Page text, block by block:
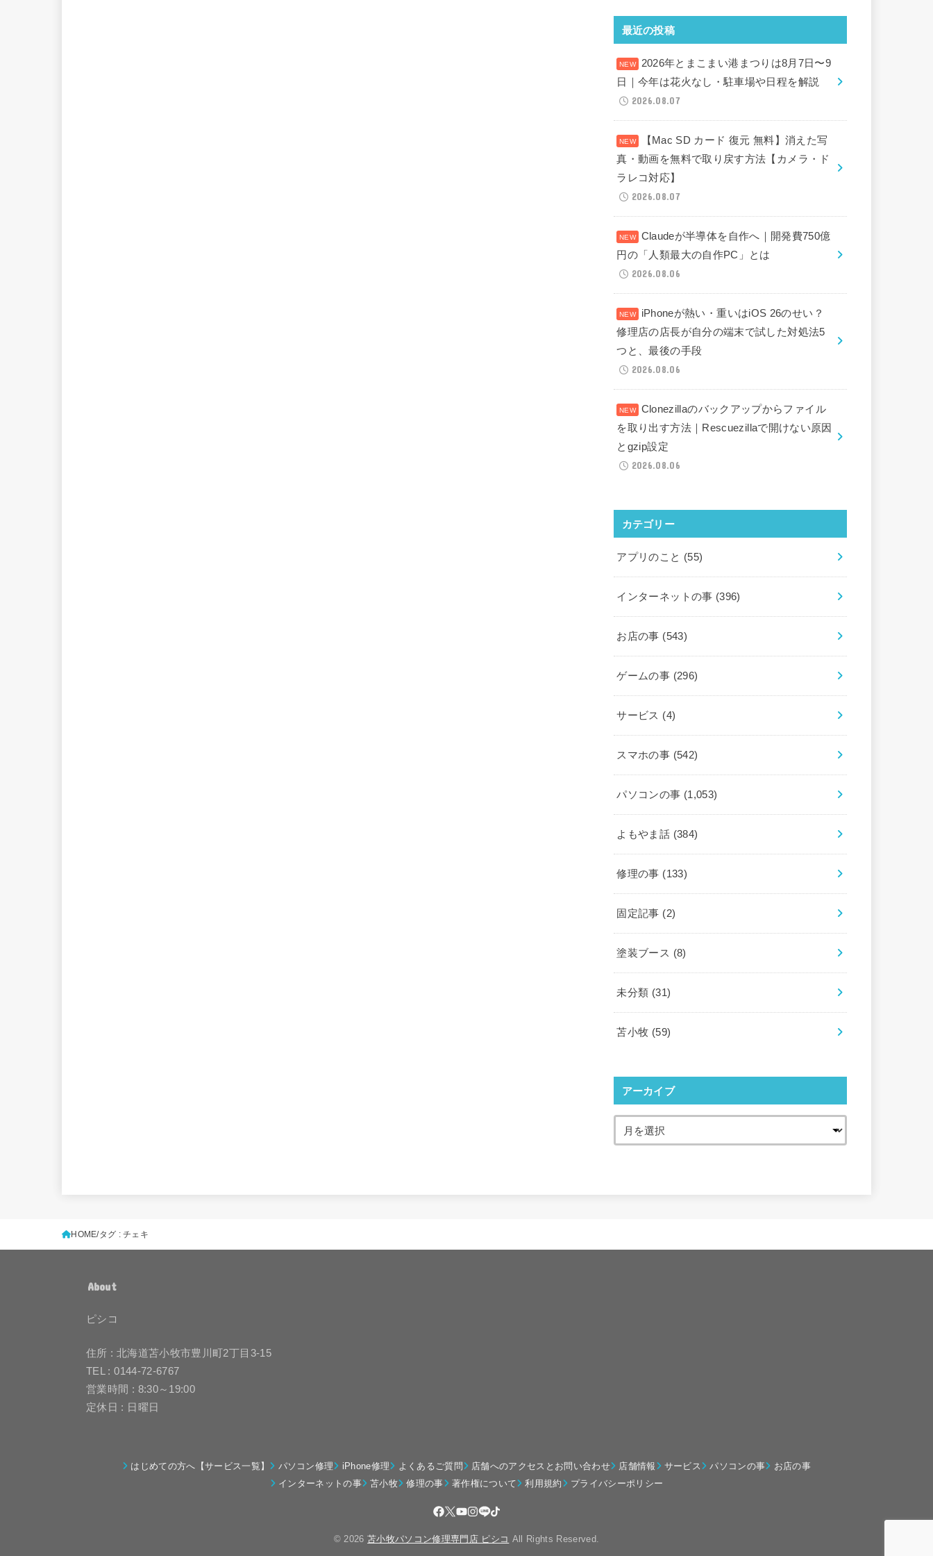
最近の投稿
2026年とまこまい港まつりは8月7日〜9
日｜今年は花火なし・駐車場や日程を解説
2026.08.07
【Mac SD カード 復元 無料】消えた写
真・動画を無料で取り戻す方法【カメラ・ド
ラレコ対応】
2026.08.07
Claudeが半導体を自作へ｜開発費750億
円の「人類最大の自作PC」とは
2026.08.06
iPhoneが熱い・重いはiOS 26のせい？
修理店の店長が自分の端末で試した対処法5
つと、最後の手段
2026.08.06
Clonezillaのバックアップからファイル
を取り出す方法｜Rescuezillaで開けない原因
とgzip設定
2026.08.06
カテゴリー
アプリのこと (55)
インターネットの事 (396)
お店の事 (543)
ゲームの事 (296)
サービス (4)
スマホの事 (542)
パソコンの事 (1,053)
よもやま話 (384)
修理の事 (133)
固定記事 (2)
塗装ブース (8)
未分類 (31)
苫小牧 (59)
アーカイブ
HOME タグ : チェキ
About
ピシコ
住所 : 北海道苫小牧市豊川町2丁目3-15
TEL : 0144-72-6767
営業時間 : 8:30～19:00
定休日 : 日曜日
はじめての方へ【サービス一覧】 パソコン修理 iPhone修理 よくあるご質問 店舗へのアクセスとお問い合わせ 店舗情報 サービス パソコンの事
お店の事
インターネットの事
苫小牧 修理の事 著作権について 利用規約 プライバシーポリシー
© 2026苫小牧パソコン修理専門店 ピシコ All Rights Reserved.